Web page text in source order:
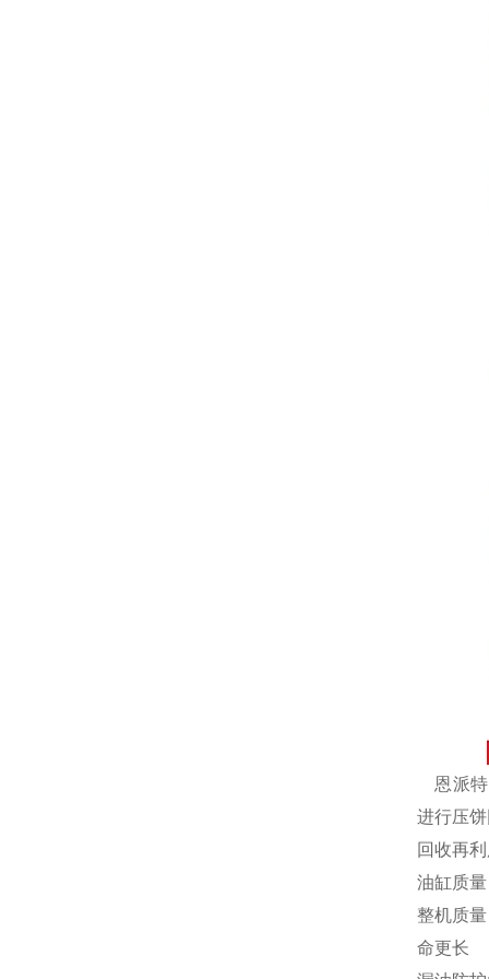
恩派
进行压
回收再
油缸质
整机质
命更长